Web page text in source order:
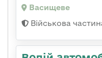
Васищеве
Військова